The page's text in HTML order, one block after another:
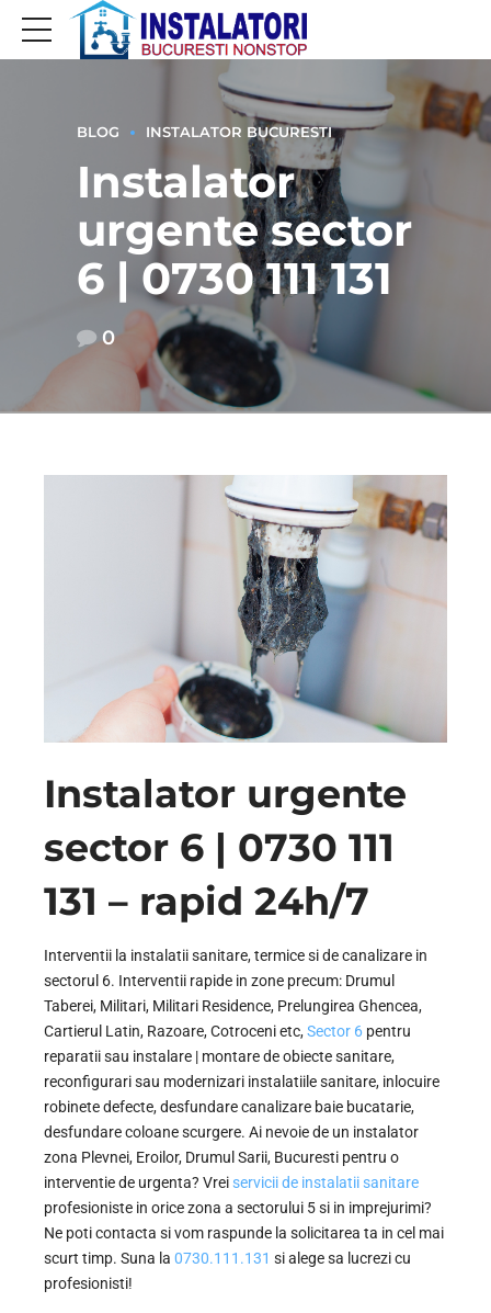
BLOG INSTALATOR BUCURESTI
Instalator
urgente sector
6 | 0730 111 131
0
Instalator urgente
sector 6 | 0730 111
131 – rapid 24h/7
Interventii la instalatii sanitare, termice si de canalizare in
sectorul 6. Interventii rapide in zone precum: Drumul
Taberei, Militari, Militari Residence, Prelungirea Ghencea,
Cartierul Latin, Razoare, Cotroceni etc,Sector 6 pentru
reparatii sau instalare | montare de obiecte sanitare,
reconfigurari sau modernizari instalatiile sanitare, inlocuire
robinete defecte, desfundare canalizare baie bucatarie,
desfundare coloane scurgere. Ai nevoie de un instalator
zona Plevnei, Eroilor, Drumul Sarii, Bucuresti pentru o
interventie de urgenta? Vrei servicii de instalatii sanitare
profesioniste in orice zona a sectorului 5 si in imprejurimi?
Ne poti contacta si vom raspunde la solicitarea ta in cel mai
scurt timp. Suna la 0730.111.131 si alege sa lucrezi cu
profesionisti!